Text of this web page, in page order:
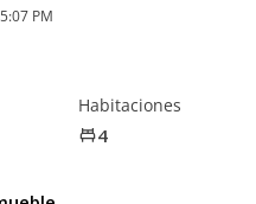
PM
Habitaciones
4